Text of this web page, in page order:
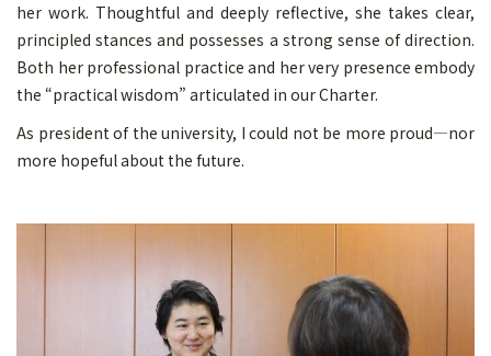
her work. Thoughtful and deeply reflective, she takes clear,
principled stances and possesses a strong sense of direction.
Both her professional practice and her very presence embody
the “practical wisdom” articulated in our Charter.
As president of the university, I could not be more proud—nor
more hopeful about the future.